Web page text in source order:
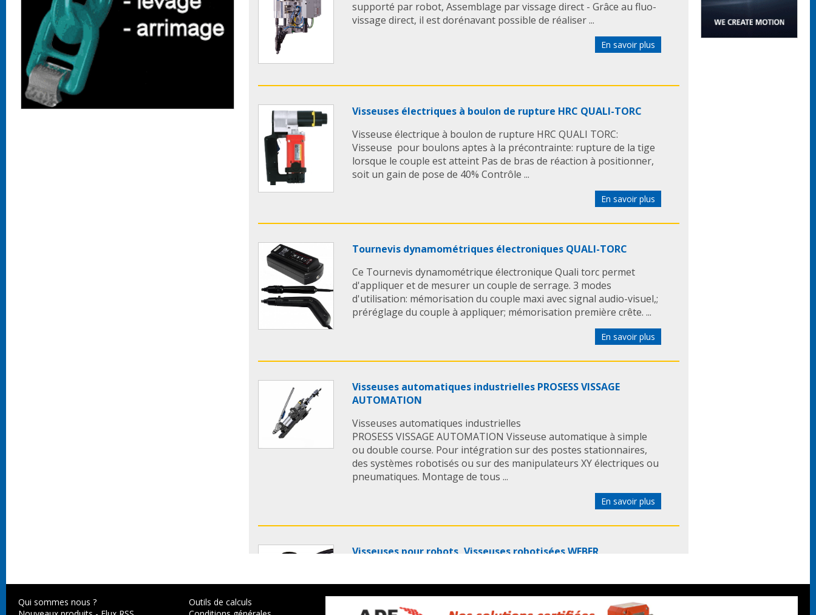
supporté par robot, Assemblage par vissage direct - Grâce au fluo-
vissage direct, il est dorénavant possible de réaliser ...
En savoir plus
Visseuses électriques à boulon de rupture HRC QUALI-TORC
Visseuse électrique à boulon de rupture HRC QUALI TORC:
Visseuse pour boulons aptes à la précontrainte: rupture de la tige
lorsque le couple est atteint Pas de bras de réaction à positionner,
soit un gain de pose de 40% Contrôle ...
En savoir plus
Tournevis dynamométriques électroniques QUALI-TORC
Ce Tournevis dynamométrique électronique Quali torc permet
d'appliquer et de mesurer un couple de serrage. 3 modes
d'utilisation: mémorisation du couple maxi avec signal audio-visuel,;
préréglage du couple à appliquer; mémorisation première crête. ...
En savoir plus
Visseuses automatiques industrielles PROSESS VISSAGE
AUTOMATION
Visseuses automatiques industrielles
PROSESS VISSAGE AUTOMATION Visseuse automatique à simple
ou double course. Pour intégration sur des postes stationnaires,
des systèmes robotisés ou sur des manipulateurs XY électriques ou
pneumatiques. Montage de tous ...
En savoir plus
Visseuses pour robots, Visseuses robotisées WEBER
caractéristiques suivantes: Série MRK / LBR SEV-P à partir de 1,5 kg
– la visseuse pour robotique légère (LBR) avec changeur d’outil
Qui sommes nous ?
Outils de calculs